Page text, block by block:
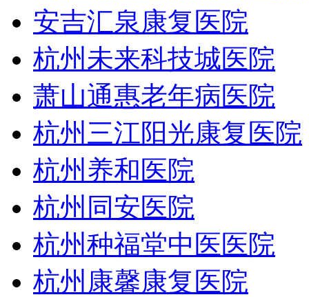
安吉汇泉康复医院
杭州未来科技城医院
萧山通惠老年病医院
杭州三江阳光康复医院
杭州养和医院
杭州同安医院
杭州种福堂中医医院
杭州康馨康复医院